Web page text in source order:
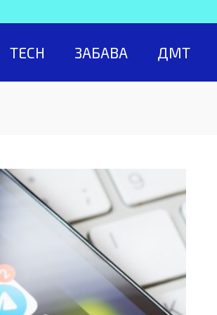
TECH ЗАБАВА ДМТ